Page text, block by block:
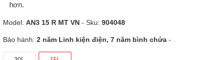
hơn.
Model: AN3 15 R MT VN - Sku: 904048
Bảo hành: 2 năm Linh kiện điện, 7 năm bình chứa -